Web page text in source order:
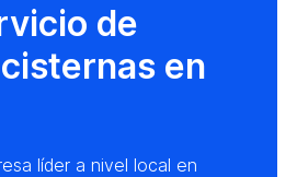
de
en
líder a nivel local en